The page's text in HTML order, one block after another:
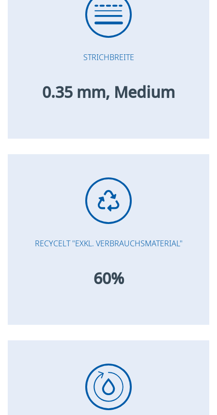
STRICHBREITE
0.35 mm, Medium
RECYCELT "EXKL. VERBRAUCHSMATERIAL"
60%